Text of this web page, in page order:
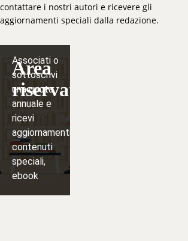
contattare i nostri autori e ricevere gli
aggiornamenti speciali dalla redazione.
Area
riservata
Associati o
sottoscrivi
una quota
annuale e
ricevi
aggiornamenti,
contenuti
speciali,
ebook